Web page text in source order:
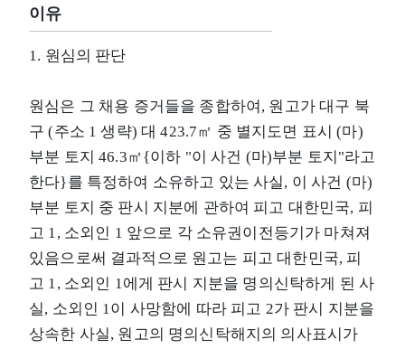
이유
1. 원심의 판단
원심은 그 채용 증거들을 종합하여, 원고가 대구 북
구 (주소 1 생략) 대 423.7㎡ 중 별지도면 표시 (마)
부분 토지 46.3㎡{이하 "이 사건 (마)부분 토지"라고
한다}를 특정하여 소유하고 있는 사실, 이 사건 (마)
부분 토지 중 판시 지분에 관하여 피고 대한민국, 피
고 1, 소외인 1 앞으로 각 소유권이전등기가 마쳐져
있음으로써 결과적으로 원고는 피고 대한민국, 피
고 1, 소외인 1에게 판시 지분을 명의신탁하게 된 사
실, 소외인 1이 사망함에 따라 피고 2가 판시 지분을
상속한 사실, 원고의 명의신탁해지의 의사표시가